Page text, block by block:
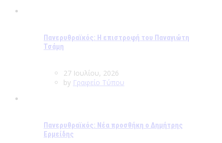
Πανερυθραϊκός: Η επιστροφή του Παναγιώτη
Τσάμη
27 Ιουλίου, 2026
by Γραφείο Τύπου
Πανερυθραϊκός: Νέα προσθήκη ο Δημήτρης
Ερμείδης